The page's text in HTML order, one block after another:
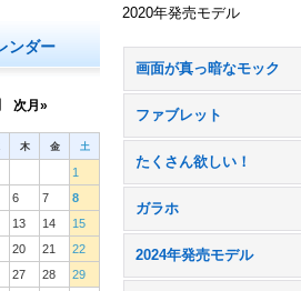
ンダー
次月»
木 金 土
1
6 7
8
13 14
15
20 21
22
27 28
29
2020年発売モデル
画面が真っ暗なモック
ファブレット
たくさん欲しい！
ガラホ
2024年発売モデル